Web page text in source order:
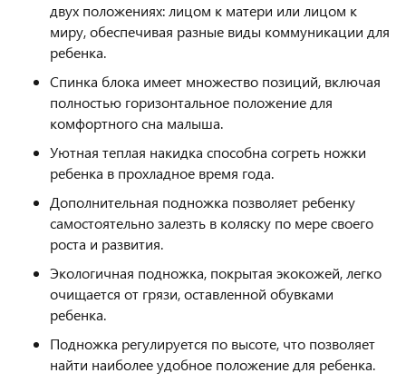
двух положениях: лицом к матери или лицом к
миру, обеспечивая разные виды коммуникации для
ребенка.
Спинка блока имеет множество позиций, включая
полностью горизонтальное положение для
комфортного сна малыша.
Уютная теплая накидка способна согреть ножки
ребенка в прохладное время года.
Дополнительная подножка позволяет ребенку
самостоятельно залезть в коляску по мере своего
роста и развития.
Экологичная подножка, покрытая экокожей, легко
очищается от грязи, оставленной обувками
ребенка.
Подножка регулируется по высоте, что позволяет
найти наиболее удобное положение для ребенка.